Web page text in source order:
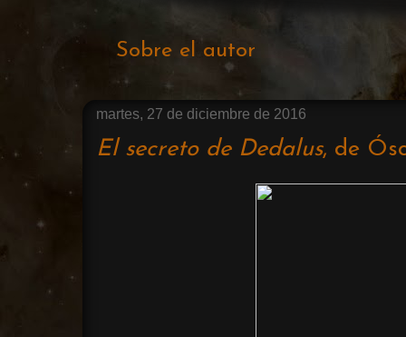
Sobre el autor
martes, 27 de diciembre de 2016
El secreto de Dedalus, de